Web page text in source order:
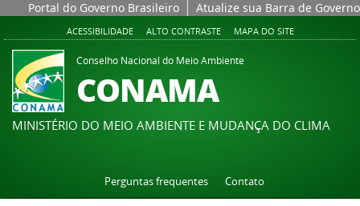
Portal do Governo Brasileiro Atualize sua Barra de Governo
ACESSIBILIDADE ALTO CONTRASTE MAPA DO SITE
Conselho Nacional do Meio Ambiente
CONAMA
MINISTÉRIO DO MEIO AMBIENTE E MUDANÇA DO CLIMA
Perguntas frequentes Contato